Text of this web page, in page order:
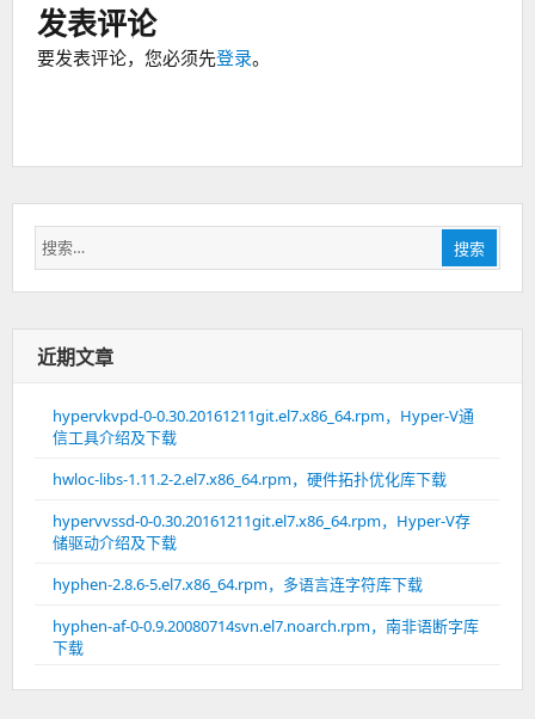
发表评论
要发表评论，您必须先登录。
搜
索：
搜索
近期文章
hypervkvpd-0-0.30.20161211git.el7.x86_64.rpm，Hyper-V通
信工具介绍及下载
hwloc-libs-1.11.2-2.el7.x86_64.rpm，硬件拓扑优化库下载
hypervvssd-0-0.30.20161211git.el7.x86_64.rpm，Hyper-V存
储驱动介绍及下载
hyphen-2.8.6-5.el7.x86_64.rpm，多语言连字符库下载
hyphen-af-0-0.9.20080714svn.el7.noarch.rpm，南非语断字库
下载